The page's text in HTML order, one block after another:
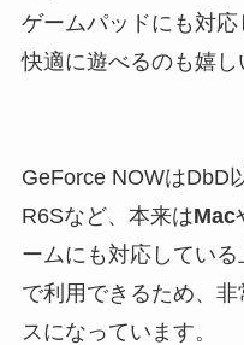
ゲームパッドにも対
快適に遊べるのも嬉し
GeForce NOWはDbD
R6Sなど、 本来はMac
ームにも対応してい
で利用できるため、
スになっています。